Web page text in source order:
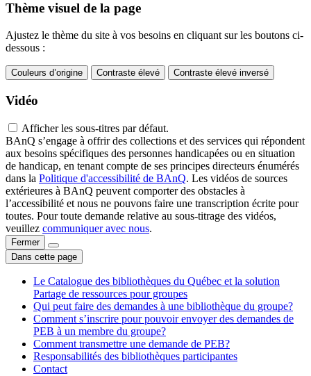
Thème visuel de la page
Ajustez le thème du site à vos besoins en cliquant sur les boutons ci-
dessous :
Couleurs d’origine Contraste élevé Contraste élevé inversé
Vidéo
Afficher les sous-titres par défaut.
BAnQ s’engage à offrir des collections et des services qui répondent
aux besoins spécifiques des personnes handicapées ou en situation
de handicap, en tenant compte de ses principes directeurs énumérés
dans la Politique d'accessibilité de BAnQ. Les vidéos de sources
extérieures à BAnQ peuvent comporter des obstacles à
l’accessibilité et nous ne pouvons faire une transcription écrite pour
toutes. Pour toute demande relative au sous-titrage des vidéos,
veuillez communiquer avec nous.
Fermer
Dans cette page
Le Catalogue des bibliothèques du Québec et la solution
Partage de ressources pour groupes
Qui peut faire des demandes à une bibliothèque du groupe?
Comment s’inscrire pour pouvoir envoyer des demandes de
PEB à un membre du groupe?
Comment transmettre une demande de PEB?
Responsabilités des bibliothèques participantes
Contact